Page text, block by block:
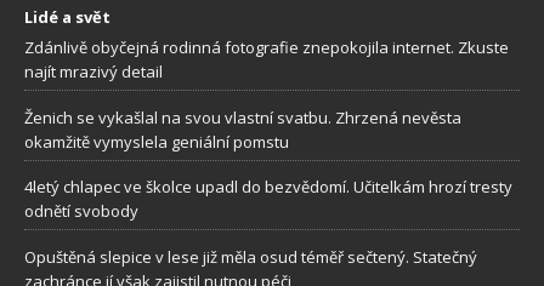
Lidé a svět
Zdánlivě obyčejná rodinná fotografie znepokojila internet. Zkuste
najít mrazivý detail
Ženich se vykašlal na svou vlastní svatbu. Zhrzená nevěsta
okamžitě vymyslela geniální pomstu
4letý chlapec ve školce upadl do bezvědomí. Učitelkám hrozí tresty
odnětí svobody
Opuštěná slepice v lese již měla osud téměř sečtený. Statečný
zachránce jí však zajistil nutnou péči